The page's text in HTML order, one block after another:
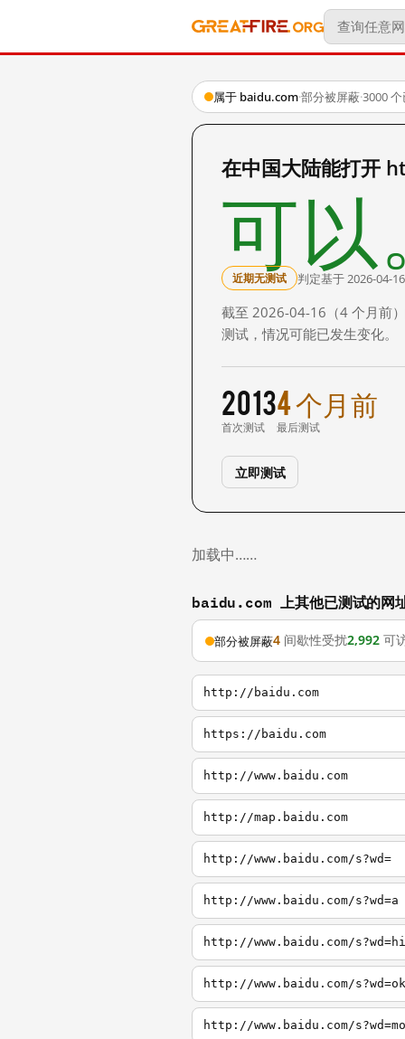
属于 baidu.com·部分被屏蔽·3000
在中国大陆能打开
可以
近期无测试 判定基于 2026-04-
截至 2026-04-16（4 个月前
测试，情况可能已发生变化。
2013
首次测试
4 个月前
最后测试
立即测试
加载中……
baidu.com 上其他已测试的网
部分被屏蔽4 间歇性受扰2,992 可
http://baidu.com
https://baidu.com
http://www.baidu.com
http://map.baidu.com
http://www.baidu.com/s?wd=
http://www.baidu.com/s?wd=a
http://www.baidu.com/s?wd=hi
http://www.baidu.com/s?wd=ok
http://www.baidu.com/s?wd=mo